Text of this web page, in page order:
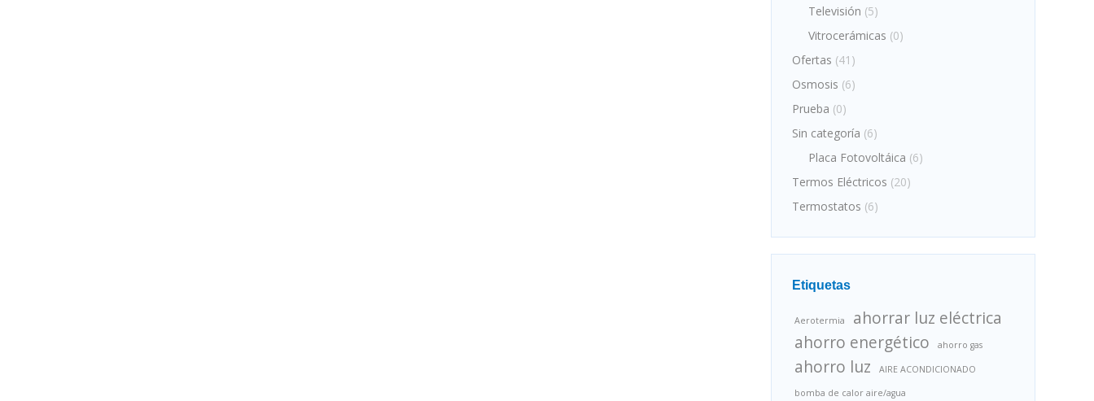
Televisión (5)
Vitrocerámicas (0)
Ofertas (41)
Osmosis (6)
Prueba (0)
Sin categoría (6)
Placa Fotovoltáica (6)
Termos Eléctricos (20)
Termostatos (6)
Etiquetas
Aerotermia
ahorrar luz eléctrica
ahorro energético
ahorro gas
ahorro luz AIRE ACONDICIONADO
bomba de calor aire/agua